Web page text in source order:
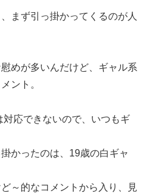
まず引っ掛かってくるのが人
めが多いんだけど、ギャル系
ント。
応できないので、いつもギ
かったのは、19歳の白ギャ
～的なコメントから入り、見